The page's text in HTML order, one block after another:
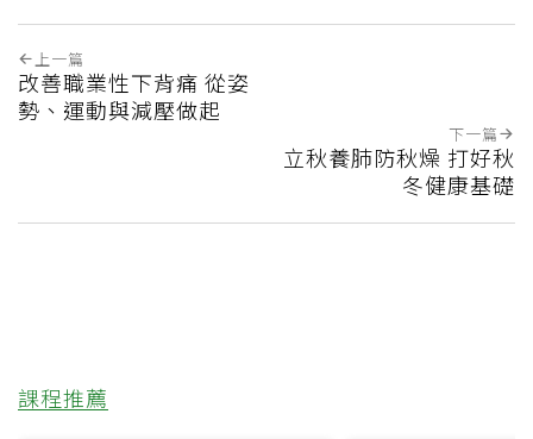
上一篇
改善職業性下背痛 從姿
勢、運動與減壓做起
下一篇
立秋養肺防秋燥 打好秋
冬健康基礎
課程推薦